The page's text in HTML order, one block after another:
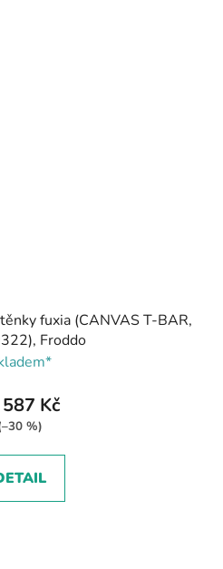
fuxia (CANVAS T-BAR,
Froddo
587 Kč
%)